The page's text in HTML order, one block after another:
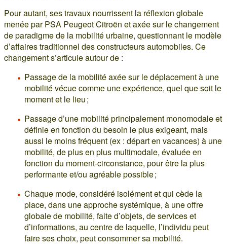
Pour autant, ses travaux nourrissent la réflexion globale
menée par PSA Peugeot Citroën et axée sur le changement
de paradigme de la mobilité urbaine, questionnant le modèle
d’affaires traditionnel des constructeurs automobiles. Ce
changement s’articule autour de :
Passage de la mobilité axée sur le déplacement à une
mobilité vécue comme une expérience, quel que soit le
moment et le lieu ;
Passage d’une mobilité principalement monomodale et
définie en fonction du besoin le plus exigeant, mais
aussi le moins fréquent (ex : départ en vacances) à une
mobilité, de plus en plus multimodale, évaluée en
fonction du moment-circonstance, pour être la plus
performante et/ou agréable possible ;
Chaque mode, considéré isolément et qui cède la
place, dans une approche systémique, à une offre
globale de mobilité, faite d’objets, de services et
d’informations, au centre de laquelle, l’individu peut
faire ses choix, peut consommer sa mobilité.